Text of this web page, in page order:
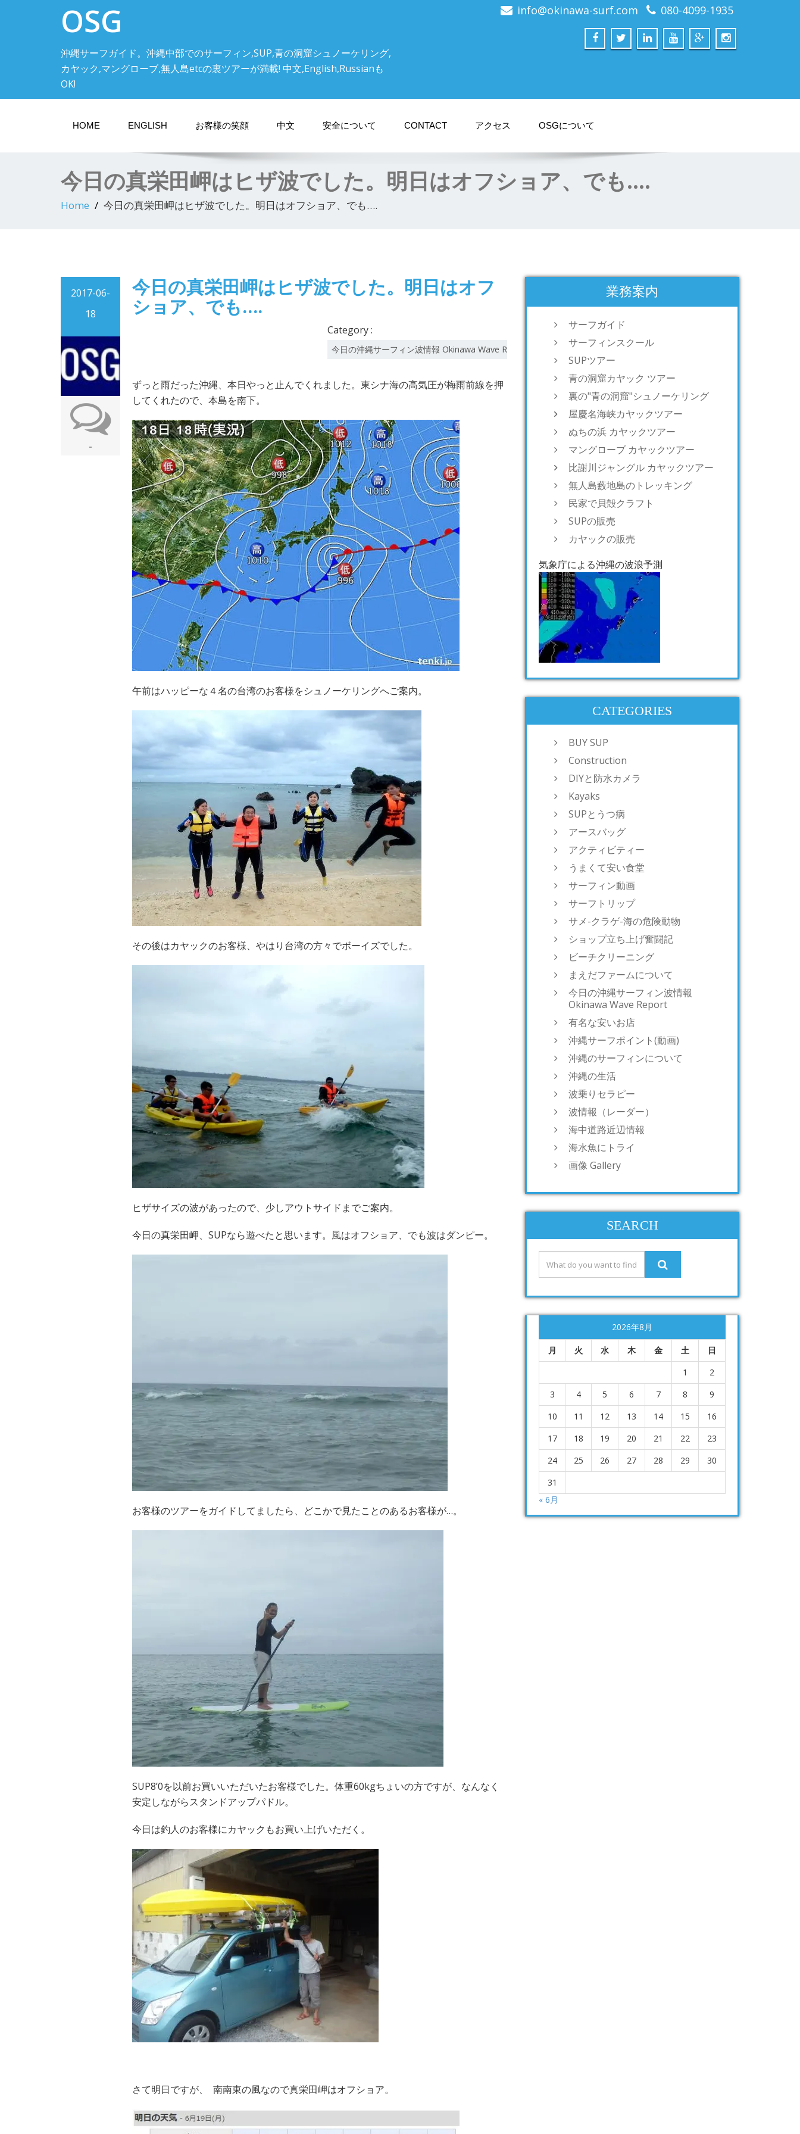
OSG
沖縄サーフガイド。沖縄中部でのサーフィン,SUP,青の洞窟シュノーケリング,
カヤック,マングローブ,無人島etcの裏ツアーが満載! 中文,English,Russianも
OK!
info@okinawa-surf.com 080-4099-1935
HOME ENGLISH お客様の笑顔 中文 安全について CONTACT アクセス OSGについて
今日の真栄田岬はヒザ波でした。明日はオフショア、でも….
Home 今日の真栄田岬はヒザ波でした。明日はオフショア、でも….
2017-06-
18
-
今日の真栄田岬はヒザ波でした。明日はオフ
ショア、でも….
Category :
今日の沖縄サーフィン波情報 Okinawa Wave Report
ずっと雨だった沖縄、本日やっと止んでくれました。東シナ海の高気圧が梅雨前線を押
してくれたので、本島を南下。
午前はハッピーな４名の台湾のお客様をシュノーケリングへご案内。
その後はカヤックのお客様、やはり台湾の方々でボーイズでした。
ヒザサイズの波があったので、少しアウトサイドまでご案内。
今日の真栄田岬、SUPなら遊べたと思います。風はオフショア、でも波はダンピー。
お客様のツアーをガイドしてましたら、どこかで見たことのあるお客様が…。
SUP8’0を以前お買いいただいたお客様でした。体重60kgちょいの方ですが、なんなく
安定しながらスタンドアップパドル。
今日は釣人のお客様にカヤックもお買い上げいただく。
さて明日ですが、 南南東の風なので真栄田岬はオフショア。
業務案内
サーフガイド
サーフィンスクール
SUPツアー
青の洞窟カヤック ツアー
裏の"青の洞窟"シュノーケリング
屋慶名海峡カヤックツアー
ぬちの浜 カヤックツアー
マングローブ カヤックツアー
比謝川ジャングル カヤックツアー
無人島藪地島のトレッキング
民家で貝殻クラフト
SUPの販売
カヤックの販売
気象庁による沖縄の波浪予測
CATEGORIES
BUY SUP
Construction
DIYと防水カメラ
Kayaks
SUPとうつ病
アースバッグ
アクティビティー
うまくて安い食堂
サーフィン動画
サーフトリップ
サメ-クラゲ-海の危険動物
ショップ立ち上げ奮闘記
ビーチクリーニング
まえだファームについて
今日の沖縄サーフィン波情報
Okinawa Wave Report
有名な安いお店
沖縄サーフポイント(動画)
沖縄のサーフィンについて
沖縄の生活
波乗りセラピー
波情報（レーダー）
海中道路近辺情報
海水魚にトライ
画像 Gallery
SEARCH
2026年8月
月 火 水 木 金 土
日
1
2
3
4 5 6 7 8
9
10
11 12 13 14 15
16
17
18 19 20 21 22
23
24
25 26 27 28 29
30
31
« 6月